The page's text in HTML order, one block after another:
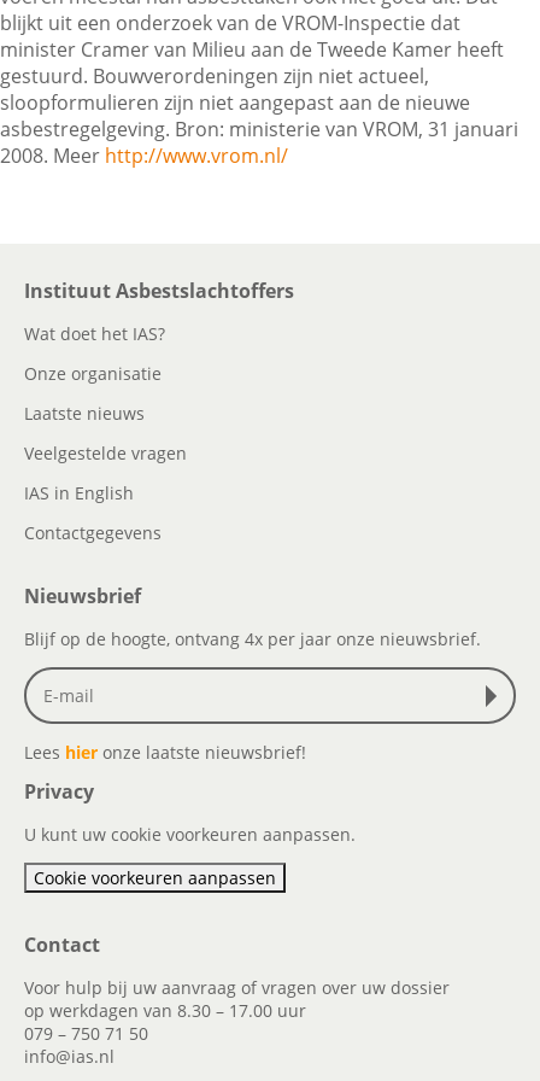
Contactgegevens
Zoeken
blijkt uit een onderzoek van de VROM-Inspectie dat
minister Cramer van Milieu aan de Tweede Kamer heeft
gestuurd. Bouwverordeningen zijn niet actueel,
sloopformulieren zijn niet aangepast aan de nieuwe
asbestregelgeving. Bron: ministerie van VROM, 31 januari
2008. Meer http://www.vrom.nl/
Instituut Asbestslachtoffers
Wat doet het IAS?
Onze organisatie
Laatste nieuws
Veelgestelde vragen
IAS in English
Contactgegevens
Nieuwsbrief
Blijf op de hoogte, ontvang 4x per jaar onze nieuwsbrief.
Lees hier onze laatste nieuwsbrief!
Privacy
U kunt uw cookie voorkeuren aanpassen.
Cookie voorkeuren aanpassen
Contact
Voor hulp bij uw aanvraag of vragen over uw dossier
op werkdagen van 8.30 – 17.00 uur
079 – 750 71 50
info@ias.nl